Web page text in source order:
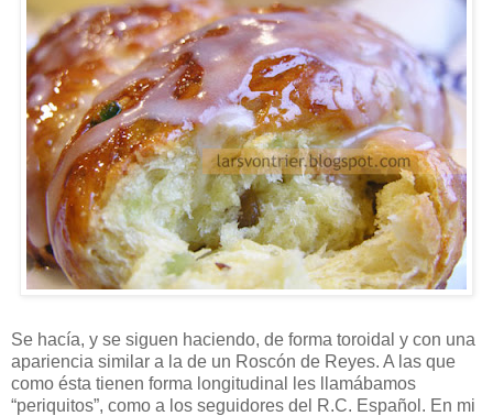
Se hacía, y se siguen haciendo, de forma toroidal y con una
apariencia similar a la de un Roscón de Reyes. A las que
como ésta tienen forma longitudinal les llamábamos
“periquitos”, como a los seguidores del R.C. Español. En mi